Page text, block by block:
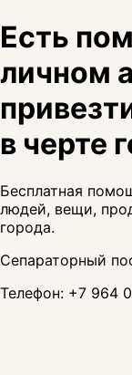
Есть
личном
в черте
Бесплатная
людей, вещи,
города.
Сепараторный
Телефон: +7 964